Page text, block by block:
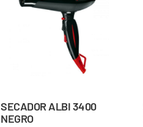
SECADOR ALBI 3400
NEGRO